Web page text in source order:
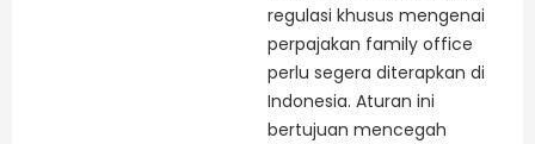
regulasi khusus mengenai
perpajakan family office
perlu segera diterapkan di
Indonesia. Aturan ini
bertujuan mencegah